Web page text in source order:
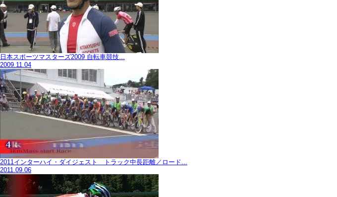
日本スポーツマスターズ2009 自転車競技...
2009.11.04
2011インターハイ・ダイジェスト トラック中長距離／ロード...
2011.09.06